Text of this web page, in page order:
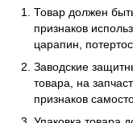
Товар должен
признаков
царапин,
Заводские
товара, на
признаков